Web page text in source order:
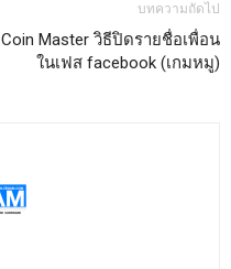
บทความถัดไป
Coin Master วิธีปิดรายชื่อเพื่อน
ในเฟส facebook (เกมหมู)